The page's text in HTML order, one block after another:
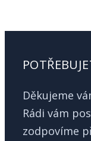
Děkujeme
Rádi vám
zodpovíme